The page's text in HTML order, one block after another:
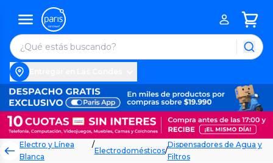
Electro y Línea
Blanca
/
Electrodomésticos/
Dispensadores de Agua y
Filtros